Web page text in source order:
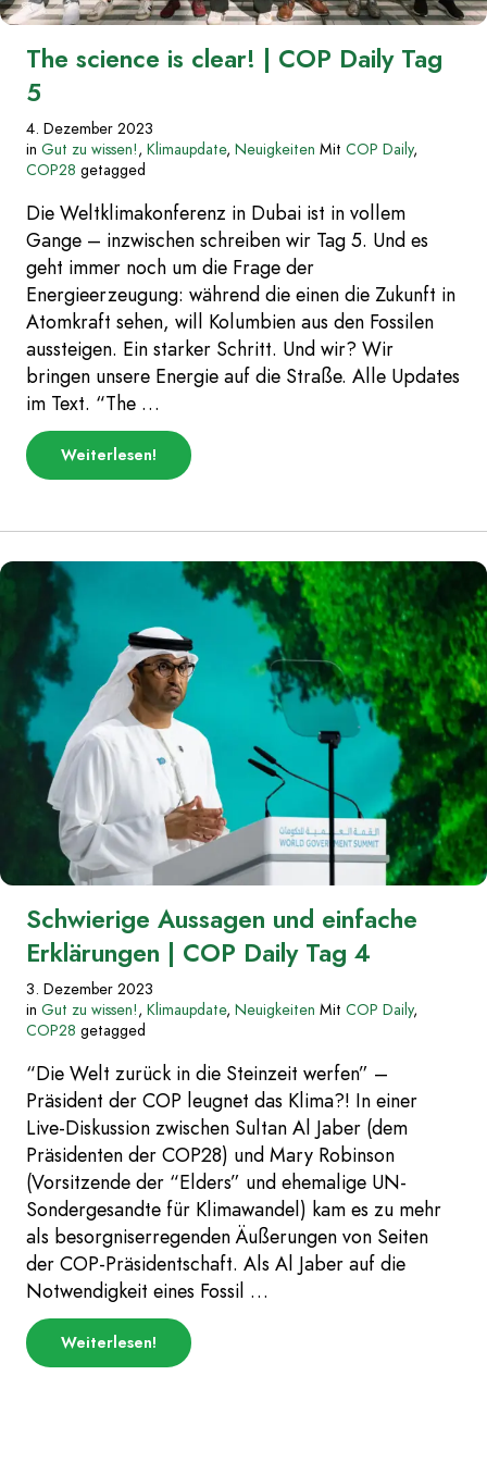
The science is clear! | COP Daily Tag
5
4. Dezember 2023
in Gut zu wissen!, Klimaupdate, Neuigkeiten Mit COP Daily,
COP28 getagged
Die Weltklimakonferenz in Dubai ist in vollem
Gange – inzwischen schreiben wir Tag 5. Und es
geht immer noch um die Frage der
Energieerzeugung: während die einen die Zukunft in
Atomkraft sehen, will Kolumbien aus den Fossilen
aussteigen. Ein starker Schritt. Und wir? Wir
bringen unsere Energie auf die Straße. Alle Updates
im Text. “The …
Weiterlesenüber
„The
clear!
COP
Daily
!
Schwierige Aussagen und einfache
Erklärungen | COP Daily Tag 4
3. Dezember 2023
in Gut zu wissen!, Klimaupdate, Neuigkeiten Mit COP Daily,
COP28 getagged
“Die Welt zurück in die Steinzeit werfen” –
Präsident der COP leugnet das Klima?! In einer
Live-Diskussion zwischen Sultan Al Jaber (dem
Präsidenten der COP28) und Mary Robinson
(Vorsitzende der “Elders” und ehemalige UN-
Sondergesandte für Klimawandel) kam es zu mehr
als besorgniserregenden Äußerungen von Seiten
der COP-Präsidentschaft. Als Al Jaber auf die
Notwendigkeit eines Fossil …
Weiterlesenüber
„Schwierige
!